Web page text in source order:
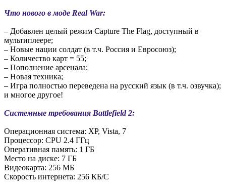
Что нового в моде Real War:
– Добавлен целый режим Capture The Flag, доступный в
мультиплеере;
– Новые нации солдат (в т.ч. Россия и Евросоюз);
– Количество карт = 55;
– Пополнение арсенала;
– Новая техника;
– Игра полностью переведена на русский язык (в т.ч. озвучка);
и многое другое!
Системные требования Battlefield 2:
Операционная система: XP, Vista, 7
Процессор: CPU 2.4 ГГц
Оперативная память: 1 ГБ
Место на диске: 7 ГБ
Видеокарта: 256 МБ
Скорость интернета: 256 КБ/С